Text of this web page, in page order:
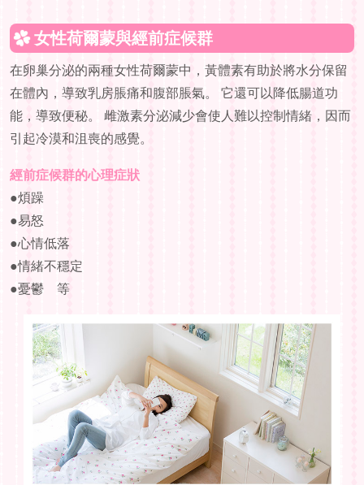
首頁
給女孩的
給父母的
給學生的
給老師的
女性荷爾蒙與經前症候群
在卵巢分泌的兩種女性荷爾蒙中，黃體素有助於將水分保留
在體內，導致乳房脹痛和腹部脹氣。 它還可以降低腸道功
能，導致便秘。 雌激素分泌減少會使人難以控制情緒，因而
引起冷漠和沮喪的感覺。
經前症候群的心理症狀
●煩躁
●易怒
●心情低落
●情緒不穩定
●憂鬱 等